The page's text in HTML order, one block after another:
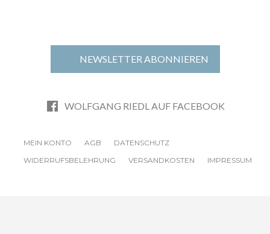
NEWSLETTER ABONNIEREN
WOLFGANG RIEDL AUF FACEBOOK
MEIN KONTO AGB
DATENSCHUTZ
WIDERRUFSBELEHRUNG
VERSANDKOSTEN IMPRESSUM